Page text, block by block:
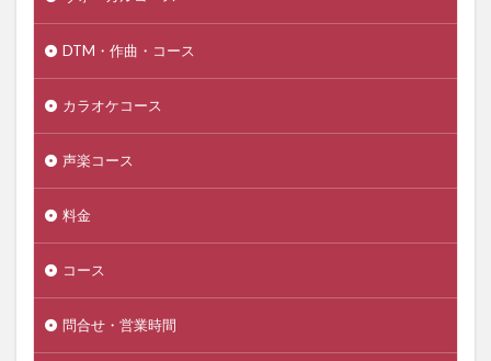
DTM・作曲・コース
カラオケコース
声楽コース
料金
コース
問合せ・営業時間